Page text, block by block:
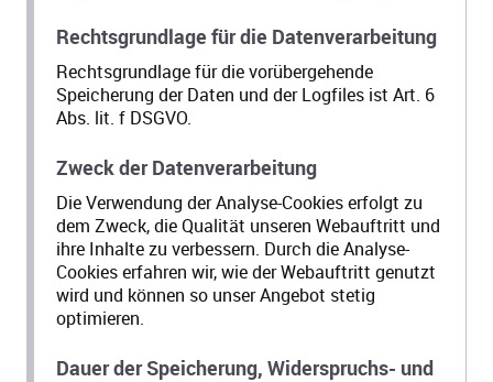
Rechtsgrundlage für die Datenverarbeitung
Rechtsgrundlage für die vorübergehende
Speicherung der Daten und der Logfiles ist Art. 6
Abs. lit. f DSGVO.
Zweck der Datenverarbeitung
Die Verwendung der Analyse-Cookies erfolgt zu
dem Zweck, die Qualität unseren Webauftritt und
ihre Inhalte zu verbessern. Durch die Analyse-
Cookies erfahren wir, wie der Webauftritt genutzt
wird und können so unser Angebot stetig
optimieren.
Dauer der Speicherung, Widerspruchs- und